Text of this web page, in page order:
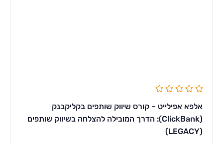
אלפא אפילייט – קורס שיווק שותפים בקליקבנק
(ClickBank): הדרך המובילה להצלחה בשיווק שותפים
(LEGACY)